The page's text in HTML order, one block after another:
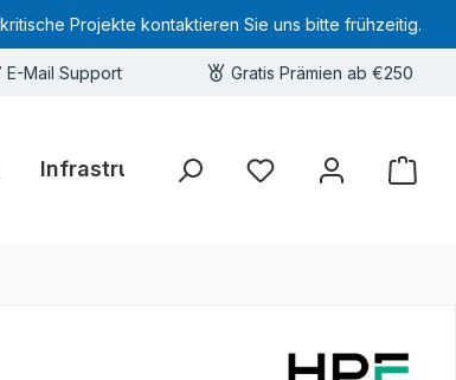
Projekte kontaktieren Sie uns bitte frühzeitig.
E-Mail Support Gratis Prämien ab €250
Infrastruktur Hardware-Deals
Sie haben 0 Produkte